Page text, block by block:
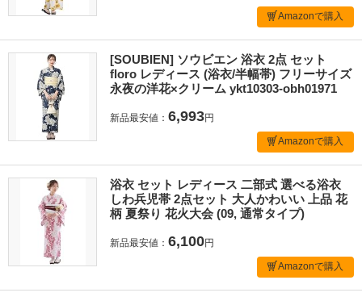
Amazonで購入
[SOUBIEN] ソウビエン 浴衣 2点 セット
floro レディース (浴衣/半幅帯) フリーサイズ
永夜の洋花×クリーム ykt10303-obh01971
新品最安値： 6,993円
Amazonで購入
浴衣 セット レディース 二部式 選べる浴衣
しわ兵児帯 2点セット 大人かわいい 上品 花
柄 夏祭り 花火大会 (09, 通常タイプ)
新品最安値： 6,100円
Amazonで購入